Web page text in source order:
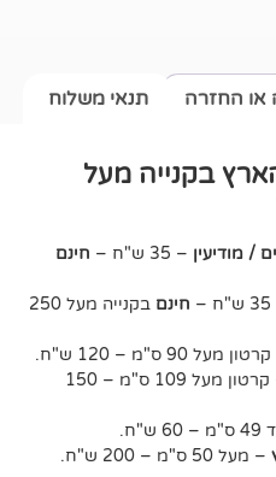
משלוח
מעל
חינם
בקנייה מעל 250
– קרטון מעל 109 ס"מ – 150